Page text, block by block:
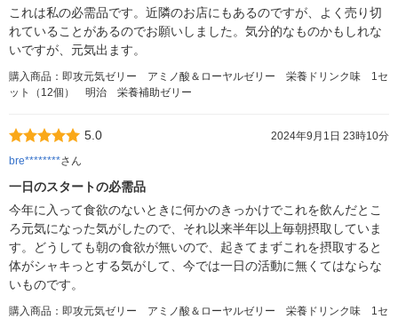
これは私の必需品です。近隣のお店にもあるのですが、よく売り切
れていることがあるのでお願いしました。気分的なものかもしれな
いですが、元気出ます。
購入商品：即攻元気ゼリー アミノ酸＆ローヤルゼリー 栄養ドリンク味 1セ
ット（12個） 明治 栄養補助ゼリー
5.0
2024年9月1日 23時10分
bre********さん
一日のスタートの必需品
今年に入って食欲のないときに何かのきっかけでこれを飲んだとこ
ろ元気になった気がしたので、それ以来半年以上毎朝摂取していま
す。どうしても朝の食欲が無いので、起きてまずこれを摂取すると
体がシャキっとする気がして、今では一日の活動に無くてはならな
いものです。
購入商品：即攻元気ゼリー アミノ酸＆ローヤルゼリー 栄養ドリンク味 1セ